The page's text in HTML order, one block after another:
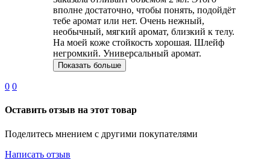
вполне достаточно, чтобы понять, подойдёт
тебе аромат или нет. Очень нежный,
необычный, мягкий аромат, близкий к телу.
На моей коже стойкость хорошая. Шлейф
негромкий. Универсальный аромат.
Показать больше
0 0
Оставить отзыв на этот товар
Поделитесь мнением с другими покупателями
Написать отзыв